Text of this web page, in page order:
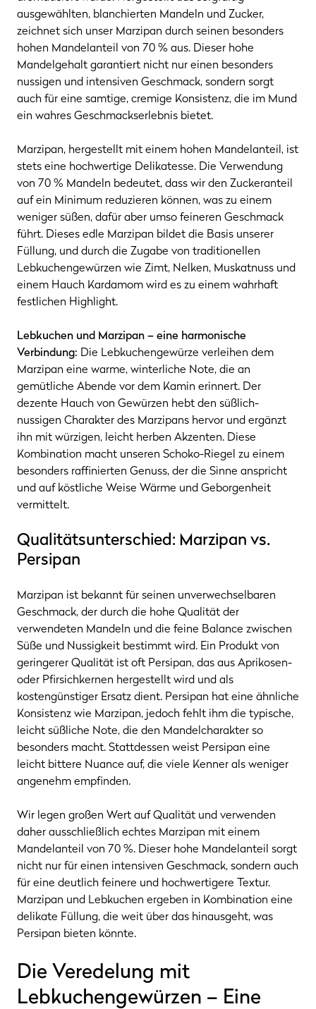
ausgewählten, blanchierten Mandeln und Zucker,
zeichnet sich unser Marzipan durch seinen besonders
hohen Mandelanteil von 70 % aus. Dieser hohe
Mandelgehalt garantiert nicht nur einen besonders
nussigen und intensiven Geschmack, sondern sorgt
auch für eine samtige, cremige Konsistenz, die im Mund
ein wahres Geschmackserlebnis bietet.
Marzipan, hergestellt mit einem hohen Mandelanteil, ist
stets eine hochwertige Delikatesse. Die Verwendung
von 70 % Mandeln bedeutet, dass wir den Zuckeranteil
auf ein Minimum reduzieren können, was zu einem
weniger süßen, dafür aber umso feineren Geschmack
führt. Dieses edle Marzipan bildet die Basis unserer
Füllung, und durch die Zugabe von traditionellen
Lebkuchengewürzen wie Zimt, Nelken, Muskatnuss und
einem Hauch Kardamom wird es zu einem wahrhaft
festlichen Highlight.
Lebkuchen und Marzipan – eine harmonische
Verbindung: Die Lebkuchengewürze verleihen dem
Marzipan eine warme, winterliche Note, die an
gemütliche Abende vor dem Kamin erinnert. Der
dezente Hauch von Gewürzen hebt den süßlich-
nussigen Charakter des Marzipans hervor und ergänzt
ihn mit würzigen, leicht herben Akzenten. Diese
Kombination macht unseren Schoko-Riegel zu einem
besonders raffinierten Genuss, der die Sinne anspricht
und auf köstliche Weise Wärme und Geborgenheit
vermittelt.
Qualitätsunterschied: Marzipan vs.
Persipan
Marzipan ist bekannt für seinen unverwechselbaren
Geschmack, der durch die hohe Qualität der
verwendeten Mandeln und die feine Balance zwischen
Süße und Nussigkeit bestimmt wird. Ein Produkt von
geringerer Qualität ist oft Persipan, das aus Aprikosen-
oder Pfirsichkernen hergestellt wird und als
kostengünstiger Ersatz dient. Persipan hat eine ähnliche
Konsistenz wie Marzipan, jedoch fehlt ihm die typische,
leicht süßliche Note, die den Mandelcharakter so
besonders macht. Stattdessen weist Persipan eine
leicht bittere Nuance auf, die viele Kenner als weniger
angenehm empfinden.
Wir legen großen Wert auf Qualität und verwenden
daher ausschließlich echtes Marzipan mit einem
Mandelanteil von 70 %. Dieser hohe Mandelanteil sorgt
nicht nur für einen intensiven Geschmack, sondern auch
für eine deutlich feinere und hochwertigere Textur.
Marzipan und Lebkuchen ergeben in Kombination eine
delikate Füllung, die weit über das hinausgeht, was
Persipan bieten könnte.
Die Veredelung mit
Lebkuchengewürzen – Eine